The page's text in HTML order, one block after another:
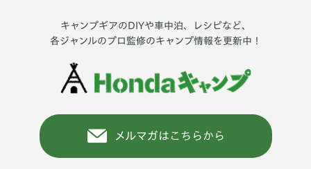
キャンプギアのDIYや車中泊、レシピなど、
各ジャンルのプロ監修のキャンプ情報を更新中！
メルマガはこちらから